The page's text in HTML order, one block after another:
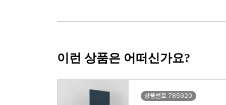
이런 상품은 어떠신가요?
상품번호 785920